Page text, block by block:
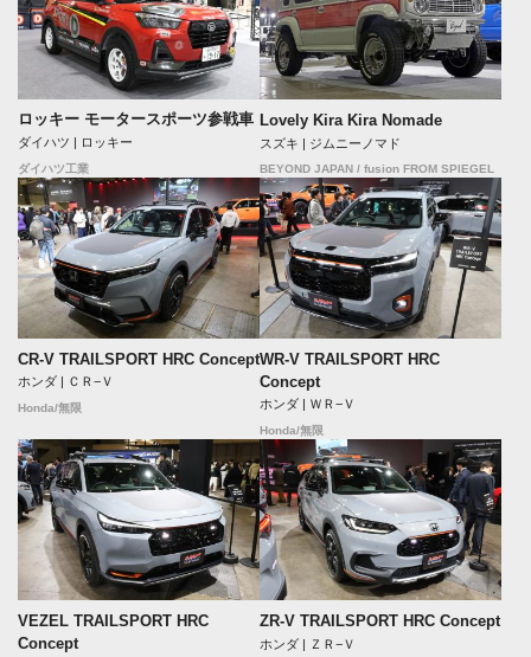
ロッキー モータースポーツ参戦車
ダイハツ | ロッキー
ダイハツ工業
Lovely Kira Kira Nomade
スズキ | ジムニーノマド
BEYOND JAPAN / fusion FROM SPIEGEL
CR-V TRAILSPORT HRC Concept
ホンダ | ＣＲ−Ｖ
Honda/無限
WR-V TRAILSPORT HRC
Concept
ホンダ | ＷＲ−Ｖ
Honda/無限
VEZEL TRAILSPORT HRC
Concept
ZR-V TRAILSPORT HRC Concept
ホンダ | ＺＲ−Ｖ